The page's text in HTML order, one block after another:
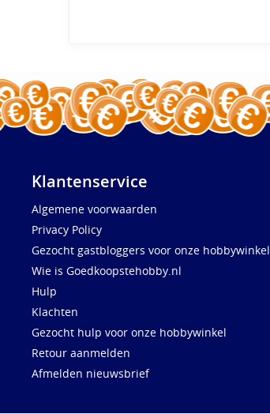
Klantenservice
Algemene voorwaarden
Privacy Policy
Gezocht gastbloggers voor onze hobbywinkel
Wie is Goedkoopstehobby.nl
Hulp
Klachten
Gezocht hulp voor onze hobbywinkel
Retour aanmelden
Afmelden nieuwsbrief